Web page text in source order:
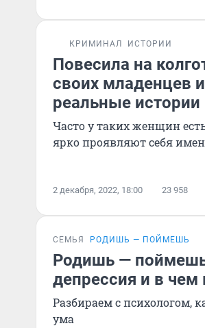
КРИМИНАЛ ИСТОРИИ
Повесила на
своих младенцев
реальные
Часто у таких женщин
ярко проявляют себя
2 декабря, 2022, 18:00 23 958
СЕМЬЯ РОДИШЬ — ПОЙМЕШЬ
Родишь —
депрессия и в
Разбираем с психологом,
ума